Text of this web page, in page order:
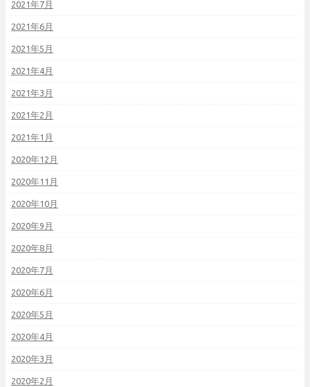
2021年7月
2021年6月
2021年5月
2021年4月
2021年3月
2021年2月
2021年1月
2020年12月
2020年11月
2020年10月
2020年9月
2020年8月
2020年7月
2020年6月
2020年5月
2020年4月
2020年3月
2020年2月